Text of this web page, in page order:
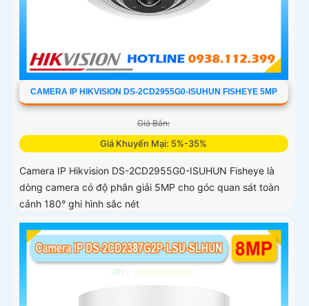
CAMERA IP HIKVISION DS-2CD2955G0-ISUHUN FISHEYE 5MP
Giá Bán:
Giá Khuyến Mại: 5%-35%
Camera IP Hikvision DS-2CD2955G0-ISUHUN Fisheye là
dòng camera có độ phân giải 5MP cho góc quan sát toàn
cảnh 180° ghi hình sắc nét